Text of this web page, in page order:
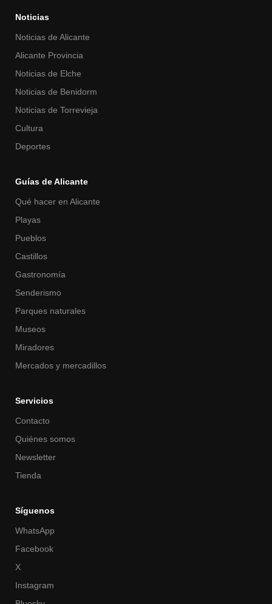
Noticias
Noticias de Alicante
Alicante Provincia
Noticias de Elche
Noticias de Benidorm
Noticias de Torrevieja
Cultura
Deportes
Guías de Alicante
Qué hacer en Alicante
Playas
Pueblos
Castillos
Gastronomía
Senderismo
Parques naturales
Museos
Miradores
Mercados y mercadillos
Servicios
Contacto
Quiénes somos
Newsletter
Tienda
Síguenos
WhatsApp
Facebook
X
Instagram